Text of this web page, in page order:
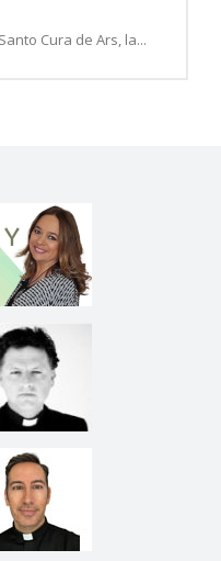
Cura de Ars, la...